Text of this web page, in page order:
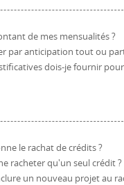
de mes mensualités ?
par anticipation tout ou
dois-je fournir
le rachat de crédits ?
racheter qu'un seul crédit ?
un nouveau projet au